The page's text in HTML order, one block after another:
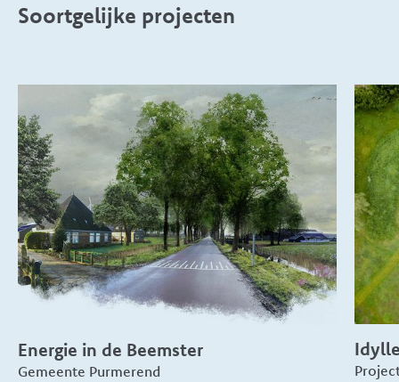
Soortgelijke projecten
Energie in de Beemster
Gemeente Purmerend